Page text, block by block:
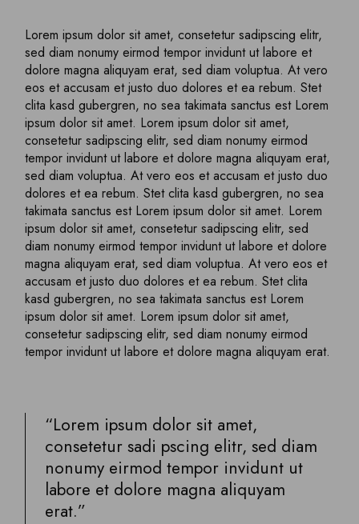
Lorem ipsum dolor sit amet, consetetur sadipscing elitr,
sed diam nonumy eirmod tempor invidunt ut labore et
dolore magna aliquyam erat, sed diam voluptua. At vero
eos et accusam et justo duo dolores et ea rebum. Stet
clita kasd gubergren, no sea takimata sanctus est Lorem
ipsum dolor sit amet. Lorem ipsum dolor sit amet,
consetetur sadipscing elitr, sed diam nonumy eirmod
tempor invidunt ut labore et dolore magna aliquyam erat,
sed diam voluptua. At vero eos et accusam et justo duo
dolores et ea rebum. Stet clita kasd gubergren, no sea
takimata sanctus est Lorem ipsum dolor sit amet. Lorem
ipsum dolor sit amet, consetetur sadipscing elitr, sed
diam nonumy eirmod tempor invidunt ut labore et dolore
magna aliquyam erat, sed diam voluptua. At vero eos et
accusam et justo duo dolores et ea rebum. Stet clita
kasd gubergren, no sea takimata sanctus est Lorem
ipsum dolor sit amet. Lorem ipsum dolor sit amet,
consetetur sadipscing elitr, sed diam nonumy eirmod
tempor invidunt ut labore et dolore magna aliquyam erat.
“Lorem ipsum dolor sit amet,
consetetur sadi pscing elitr, sed diam
nonumy eirmod tempor invidunt ut
labore et dolore magna aliquyam
erat.”